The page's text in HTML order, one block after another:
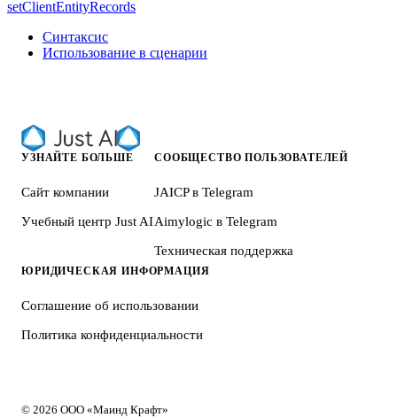
setClientEntityRecords
Синтаксис
Использование в сценарии
УЗНАЙТЕ БОЛЬШЕ
Сайт компании
Учебный центр Just AI
СООБЩЕСТВО ПОЛЬЗОВАТЕЛЕЙ
JAICP в Telegram
Aimylogic в Telegram
Техническая поддержка
ЮРИДИЧЕСКАЯ ИНФОРМАЦИЯ
Соглашение об использовании
Политика конфиденциальности
© 2026 ООО «Маинд Крафт»